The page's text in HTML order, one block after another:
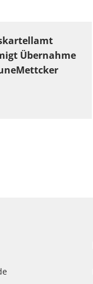
Übernahme